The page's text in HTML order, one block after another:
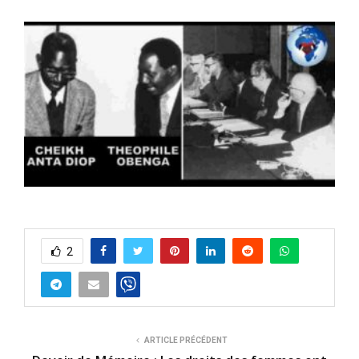
2
ARTICLE PRÉCÉDENT